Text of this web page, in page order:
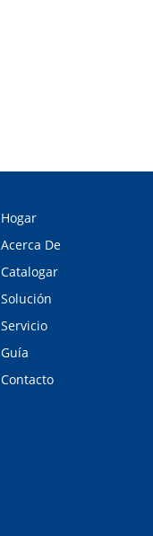
Hogar
Acerca De
Catalogar
Solución
Servicio
Guía
Contacto